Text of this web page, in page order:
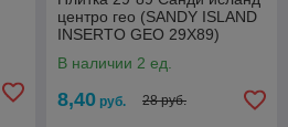
центро гео (SANDY ISLAND
INSERTO GEO 29X89)
В наличии 2 ед.
8,40 руб. 28 руб.